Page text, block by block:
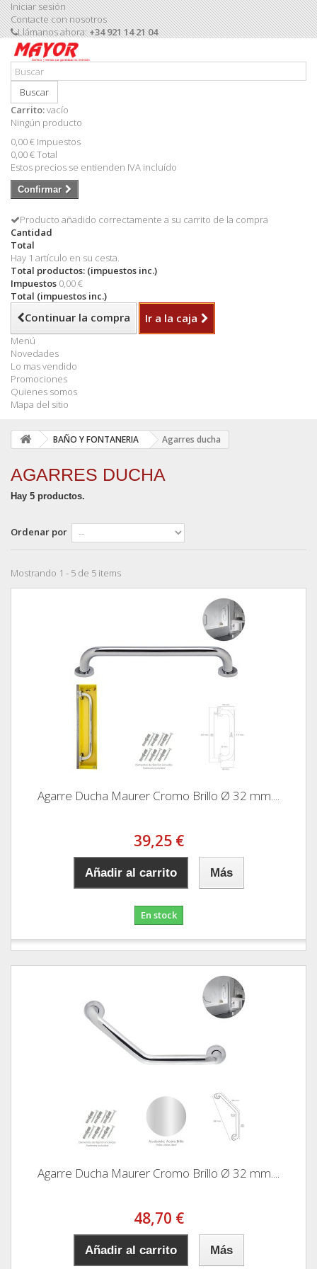
Iniciar sesión
Contacte con nosotros
Llámanos ahora:+34 921 14 21 04
Buscar
Carrito:vacío
Ningún producto
0,00 € Impuestos
0,00 €Total
Estos precios se entienden IVA incluído
Confirmar
Producto añadido correctamente a su carrito de la compra
Cantidad
Total
Hay 1 artículo en su cesta.
Total productos: (impuestos inc.)
Impuestos 0,00 €
Total (impuestos inc.)
Continuar la compra Ir a la caja
Menú
Novedades
Lo mas vendido
Promociones
Quienes somos
Mapa del sitio
BAÑO Y FONTANERIA Agarres ducha
AGARRES DUCHA
Hay 5 productos.
Ordenar por
Mostrando 1 - 5 de 5 items
Agarre Ducha Maurer Cromo Brillo Ø 32 mm....
39,25 €
Añadir al carrito Más
En stock
Agarre Ducha Maurer Cromo Brillo Ø 32 mm....
48,70 €
Añadir al carrito Más